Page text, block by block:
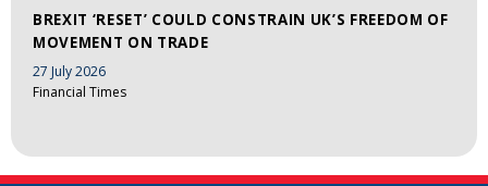
BREXIT ‘RESET’ COULD CONSTRAIN UK’S FREEDOM OF
MOVEMENT ON TRADE
27 July 2026
Financial Times